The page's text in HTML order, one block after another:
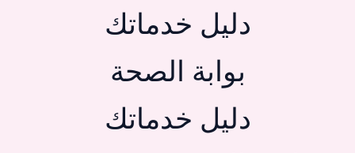
دليل خدماتك
بوابة الصحة
دليل خدماتك